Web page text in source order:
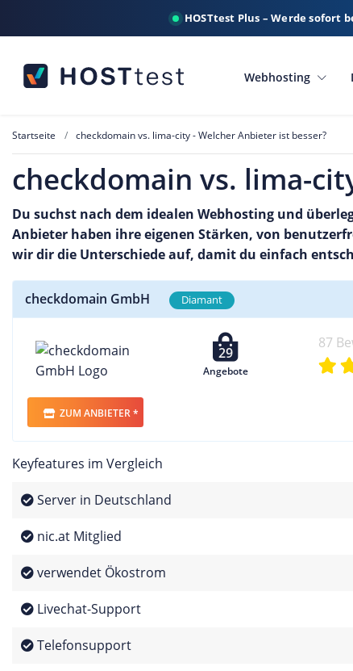
HOSTtest Plus – Werde
Webhosting
Startseite checkdomain vs. lima-city - Welcher Anbieter ist besser?
checkdomain vs. lima-
Du suchst nach dem idealen Webhosting und
Anbieter haben ihre eigenen Stärken, von
wir dir die Unterschiede auf, damit du einfach
checkdomain GmbH Diamant
29
Angebote
87
ZUM ANBIETER *
Keyfeatures im Vergleich
Server in Deutschland
nic.at Mitglied
verwendet Ökostrom
Livechat-Support
Telefonsupport